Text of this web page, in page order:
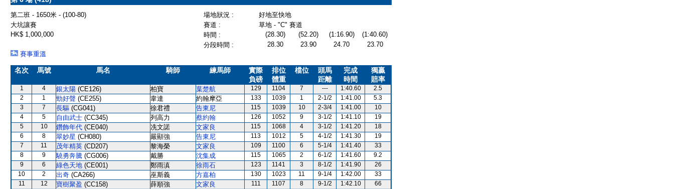
第二班 - 1650米 - (100-80) 場地狀況 :
好地至快地
大坑讓賽
賽道 :
草地 - "C" 賽道
HK$ 1,000,000
時間 : (28.30) (52.20) (1:16.90)
(1:40.60)
分段時間 :
28.30 23.90 24.70
23.70
賽事重溫
名次 馬號 馬名 騎師 練馬師
實際
負磅
排位
體重
檔位
頭馬
距離
完成
時間
獨贏
賠率
1 4 銀太陽 (CE126) 柏寶 葉楚航 129 1104 7 --- 1:40.60
2.5
2
1 勁好聲 (CE255) 韋達 約翰摩亞 133 1039 1 2-1/2 1:41.00
5.3
3
7 長驅 (CG041) 徐君禮 告東尼 115 1039 10 2-3/4 1:41.00
10
4
5 自由武士 (CC345) 列高力 蔡約翰 126 1052 9 3-1/2 1:41.10
19
5
10 鑽飾年代 (CE040) 冼文諾 文家良 115 1068 4 3-1/2 1:41.20
18
6
8 翠妙星 (CH080) 嚴顯強 告東尼 113 1012 5 4-1/2 1:41.30
19
7
11 茂年精英 (CD207) 黎海榮 文家良 109 1100 6 5-1/4 1:41.40
33
8
9 驍勇奔騰 (CG006) 戴勝 沈集成 115 1065 2 6-1/2 1:41.60
9.2
9
6 綠色天地 (CE001) 鄭雨滇 徐雨石 123 1141 3 8-1/2 1:41.90
26
10
2 出奇 (CA266) 巫斯義 方嘉柏 130 1023 11 9-1/4 1:42.00
33
11
12 寶樹聚盈 (CC158) 薛順強 文家良 111 1107 8 9-1/2 1:42.10
66